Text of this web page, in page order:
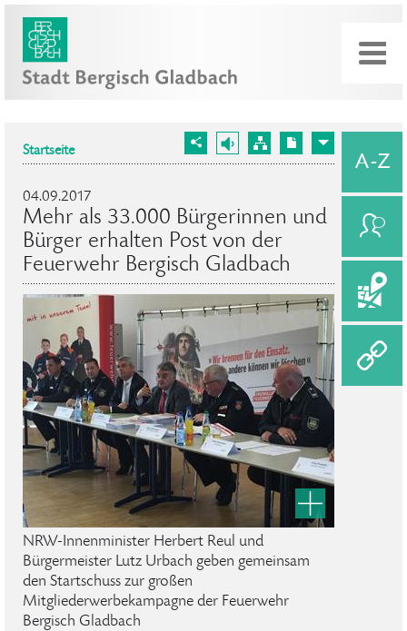
Startseite
04.09.2017
Mehr als 33.000 Bürgerinnen und
Bürger erhalten Post von der
Feuerwehr Bergisch Gladbach
NRW-Innenminister Herbert Reul und
Bürgermeister Lutz Urbach geben gemeinsam
den Startschuss zur großen
Mitgliederwerbekampagne der Feuerwehr
Bergisch Gladbach